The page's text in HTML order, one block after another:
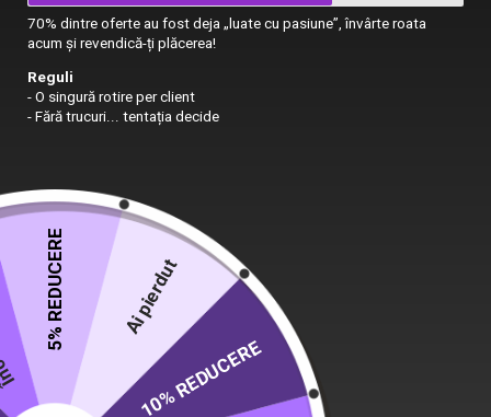
70% dintre oferte au fost deja „luate cu pasiune”, învârte roata
acum și revendică-ți plăcerea!
Reguli
- O singură rotire per client
- Fără trucuri... tentația decide
5% REDUCERE Ai pierdut
10% REDUCERE